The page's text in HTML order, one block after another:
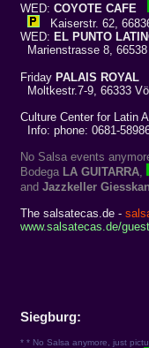
WED: COYOTE CAFE
Kaiserstr. 62,
WED: EL PUNTO
Marienstrasse 8,
Friday PALAIS ROYAL
Moltkestr.7-9, 66333
Culture Center for Latin
Info: phone: 0681-
No Salsa events
Bodega LA GUITARRA
and Jazzkeller
The salsatecas.de -
www.salsatecas.de/
Siegburg:
* * No Salsa anymore, just